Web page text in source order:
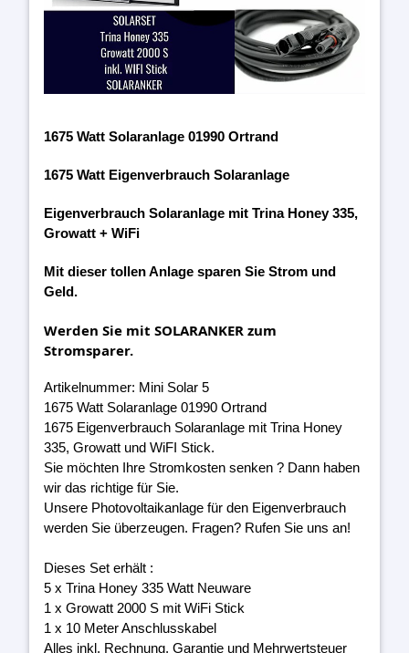
1675 Watt Solaranlage 01990 Ortrand
1675 Watt Eigenverbrauch Solaranlage
Eigenverbrauch Solaranlage mit Trina Honey 335,
Growatt + WiFi
Mit dieser tollen Anlage sparen Sie Strom und
Geld.
Werden Sie mit SOLARANKER zum
Stromsparer.
Artikelnummer: Mini Solar 5
1675 Watt Solaranlage 01990 Ortrand
1675 Eigenverbrauch Solaranlage mit Trina Honey
335, Growatt und WiFI Stick.
Sie möchten Ihre Stromkosten senken ? Dann haben
wir das richtige für Sie.
Unsere Photovoltaikanlage für den Eigenverbrauch
werden Sie überzeugen. Fragen? Rufen Sie uns an!
Dieses Set erhält :
5 x Trina Honey 335 Watt Neuware
1 x Growatt 2000 S mit WiFi Stick
1 x 10 Meter Anschlusskabel
Alles inkl. Rechnung, Garantie und Mehrwertsteuer